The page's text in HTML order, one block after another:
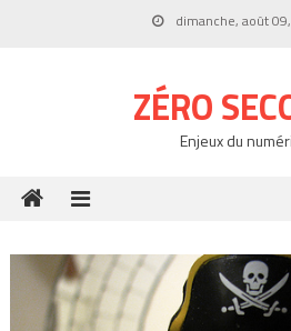
dimanche, août
ZÉRO
Enjeux du